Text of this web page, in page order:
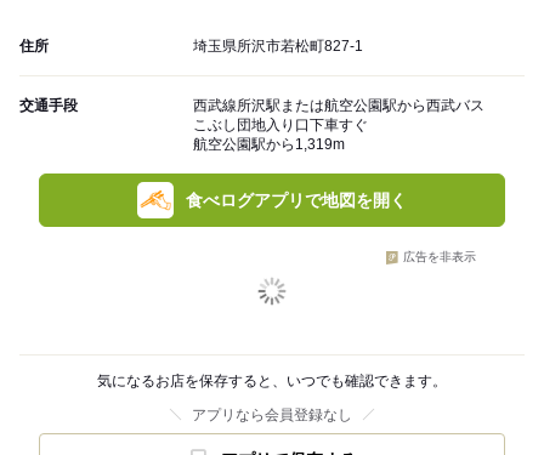
住所 埼玉県所沢市若松町827-1
交通手段
西武線所沢駅または航空公園駅から西武バス
こぶし団地入り口下車すぐ
航空公園駅から1,319m
食べログアプリで地図を開く
広告を非表示
気になるお店を保存すると、いつでも確認できます。
アプリなら会員登録なし